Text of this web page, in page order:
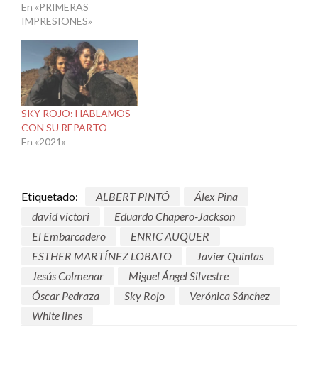
En «PRIMERAS
IMPRESIONES»
SKY ROJO: HABLAMOS
CON SU REPARTO
En «2021»
Etiquetado: ALBERT PINTÓ
Álex Pina
david victori
Eduardo Chapero-Jackson
El Embarcadero
ENRIC AUQUER
ESTHER MARTÍNEZ LOBATO
Javier Quintas
Jesús Colmenar
Miguel Ángel Silvestre
Óscar Pedraza
Sky Rojo
Verónica Sánchez
White lines